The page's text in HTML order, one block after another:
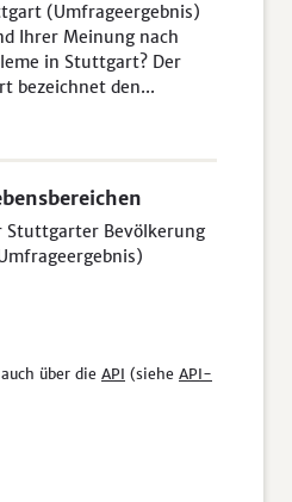
(Umfrageergebnis)
Ihrer Meinung nach
in Stuttgart? Der
bezeichnet den...
Bevölkerung
über die API (siehe API-